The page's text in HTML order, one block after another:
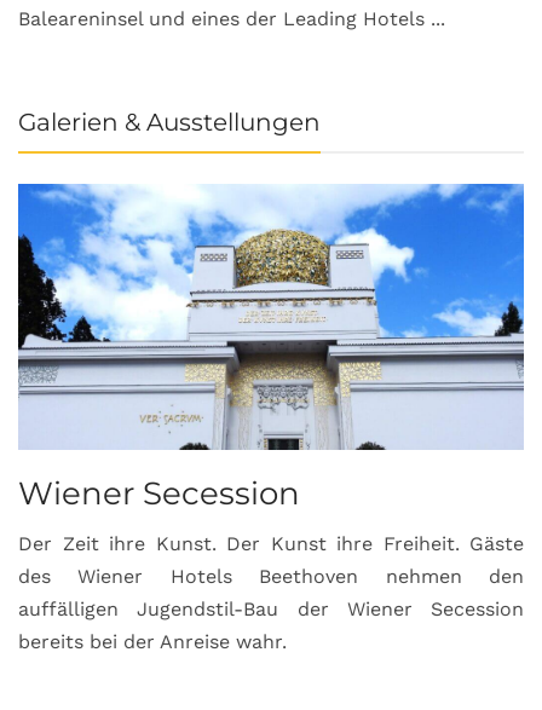
Baleareninsel und eines der Leading Hotels ...
Galerien & Ausstellungen
Wiener Secession
Der Zeit ihre Kunst. Der Kunst ihre Freiheit. Gäste
des Wiener Hotels Beethoven nehmen den
auffälligen Jugendstil-Bau der Wiener Secession
bereits bei der Anreise wahr.